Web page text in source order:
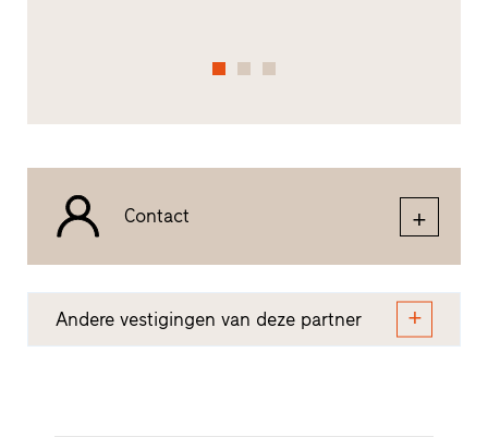
Contact
Andere vestigingen van deze partner